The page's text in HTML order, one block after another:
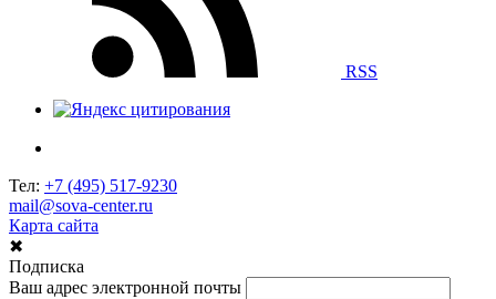
RSS
Тел: +7 (495) 517-9230
mail@sova-center.ru
Карта сайта
✖
Подписка
Ваш адрес электронной почты